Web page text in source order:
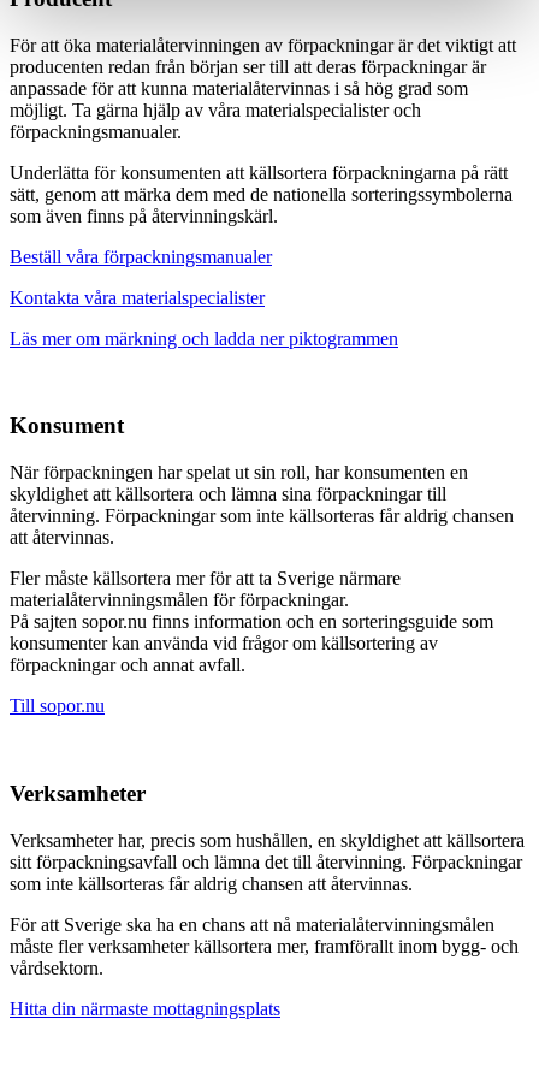
För att öka materialåtervinningen av förpackningar är det viktigt att
producenten redan från början ser till att deras förpackningar är
anpassade för att kunna materialåtervinnas i så hög grad som
möjligt. Ta gärna hjälp av våra materialspecialister och
förpackningsmanualer.
Underlätta för konsumenten att källsortera förpackningarna på rätt
sätt, genom att märka dem med de nationella sorteringssymbolerna
som även finns på återvinningskärl.
Beställ våra förpackningsmanualer
Kontakta våra materialspecialister
Läs mer om märkning och ladda ner piktogrammen
Konsument
När förpackningen har spelat ut sin roll, har konsumenten en
skyldighet att källsortera och lämna sina förpackningar till
återvinning. Förpackningar som inte källsorteras får aldrig chansen
att återvinnas.
Fler måste källsortera mer för att ta Sverige närmare
materialåtervinningsmålen för förpackningar.
På sajten sopor.nu finns information och en sorteringsguide som
konsumenter kan använda vid frågor om källsortering av
förpackningar och annat avfall.
Till sopor.nu
Verksamheter
Verksamheter har, precis som hushållen, en skyldighet att källsortera
sitt förpackningsavfall och lämna det till återvinning. Förpackningar
som inte källsorteras får aldrig chansen att återvinnas.
För att Sverige ska ha en chans att nå materialåtervinningsmålen
måste fler verksamheter källsortera mer, framförallt inom bygg- och
vårdsektorn.
Hitta din närmaste mottagningsplats